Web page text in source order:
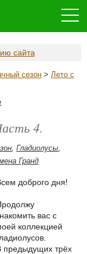
сайта
сезон > Лето с
4.
, Гладиолусы,
Гранд
доброго дня!
вас с
коллекцией
предыдущих трёх